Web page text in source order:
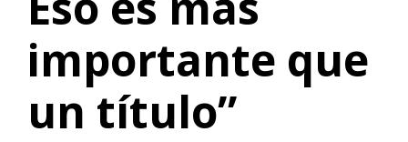
importante que
un título”